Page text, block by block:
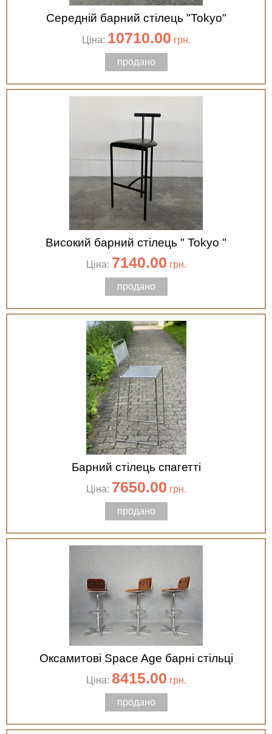
Середній барний стілець "Tokyo"
Ціна: 10710.00 грн.
продано
Високий барний стілець " Tokyo "
Ціна: 7140.00 грн.
продано
Барний стілець спагетті
Ціна: 7650.00 грн.
продано
Оксамитові Space Age барні стільці
Ціна: 8415.00 грн.
продано